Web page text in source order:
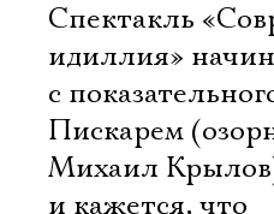
Спектакль
идиллия»
с
Пискарем
Михаил
и кажется, что